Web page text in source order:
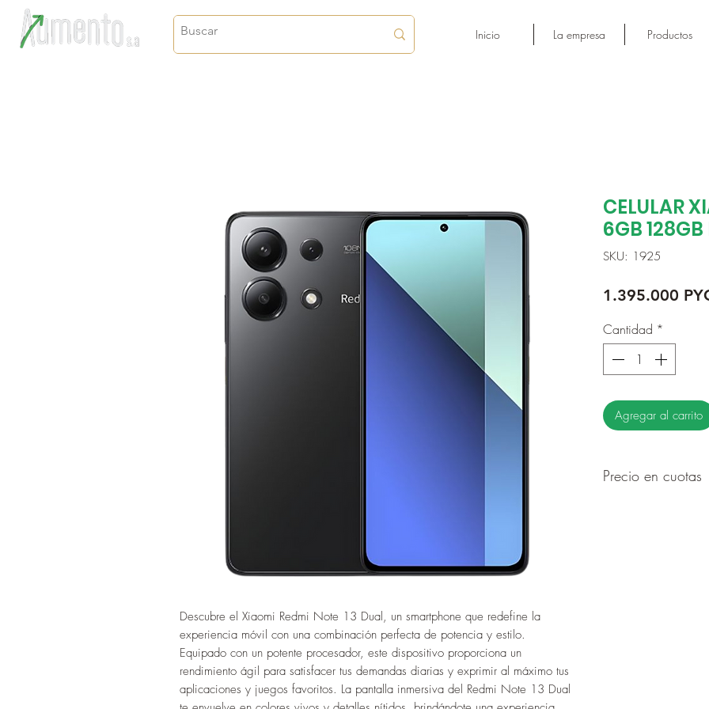
Inicio La empresa Productos
Descubre el Xiaomi Redmi Note 13 Dual, un smartphone que redefine la
experiencia móvil con una combinación perfecta de potencia y estilo.
Equipado con un potente procesador, este dispositivo proporciona un
rendimiento ágil para satisfacer tus demandas diarias y exprimir al máximo tus
aplicaciones y juegos favoritos. La pantalla inmersiva del Redmi Note 13 Dual
CELULAR
6GB
SKU: 1925
1.395.000
Cantidad *
Agregar al carrito
Precio en cuotas